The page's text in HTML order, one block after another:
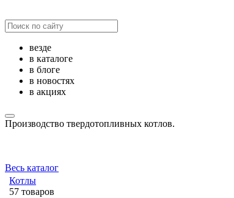
везде
в каталоге
в блоге
в новостях
в акциях
Производство твердотопливных котлов.
Весь каталог
Котлы
57 товаров